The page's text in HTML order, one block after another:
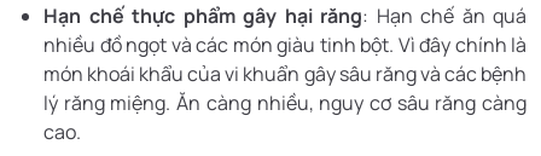
Hạn chế thực phẩm gây hại răng: Hạn chế ăn quá
nhiều đồ ngọt và các món giàu tinh bột. Vì đây chính là
món khoái khẩu của vi khuẩn gây sâu răng và các bệnh
lý răng miệng. Ăn càng nhiều, nguy cơ sâu răng càng
cao.